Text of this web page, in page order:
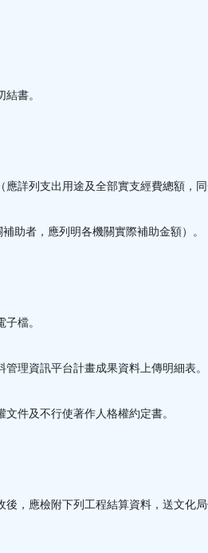
書。
詳列支出用途及全部實支經費總額，
者，應列明各機關實際補助金額）。
檔。
理資訊平台計畫成果資料上傳明細表。
件及不行使著作人格權約定書。
，應檢附下列工程結算資料，送文化